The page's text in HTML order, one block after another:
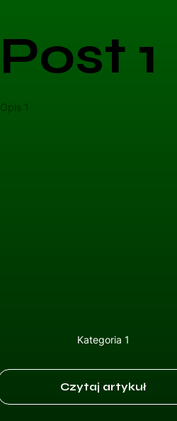
Post 1
Opis 1
Kategoria 1
Czytaj artykuł